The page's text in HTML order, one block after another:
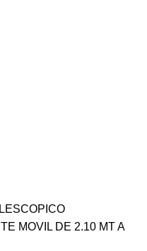
MOVIL DE 2.10 MT A